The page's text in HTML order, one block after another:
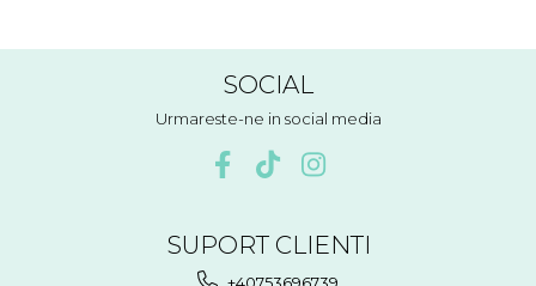
SOCIAL
Urmareste-ne in social media
SUPORT CLIENTI